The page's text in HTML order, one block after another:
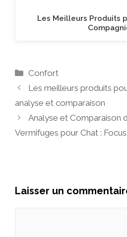
Les Meilleurs Produits
Catégories
Confort
Les meilleurs produits
analyse et comparaison
Analyse et Comparaison
Vermifuges pour Chat :
Laisser un